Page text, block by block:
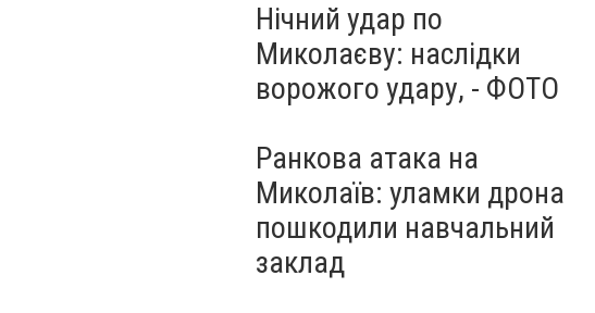
Нічний удар по
Миколаєву: наслідки
ворожого удару, - ФОТО
Ранкова атака на
Миколаїв: уламки дрона
пошкодили навчальний
заклад